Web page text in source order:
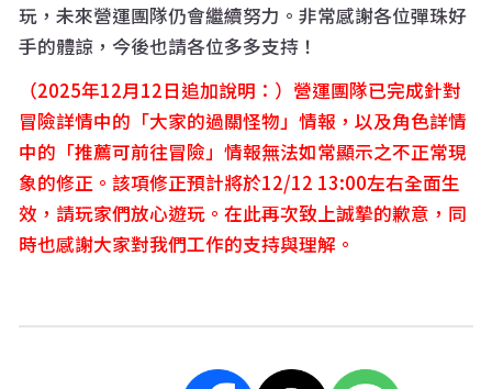
玩，未來營運團隊仍會繼續努力。非常感謝各位彈珠好
手的體諒，今後也請各位多多支持！
（2025年12月12日追加說明：）營運團隊已完成針對
冒險詳情中的「大家的過關怪物」情報，以及角色詳情
中的「推薦可前往冒險」情報無法如常顯示之不正常現
象的修正。該項修正預計將於12/12 13:00左右全面生
效，請玩家們放心遊玩。在此再次致上誠摯的歉意，同
時也感謝大家對我們工作的支持與理解。